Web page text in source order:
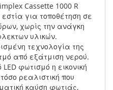
Cassette 1000 R
για τοποθέτηση σε
χωρίς την ανάγκη
υλικών.
τεχνολογία της
από εξάτμιση νερού.
φωτισμό η εικονική
ρεαλιστική που
καύση φωτιάς,